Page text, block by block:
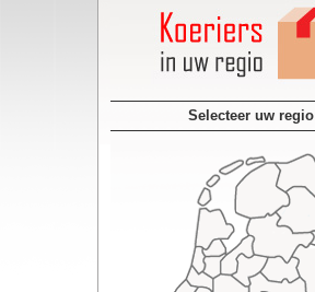
Selecteer uw regio